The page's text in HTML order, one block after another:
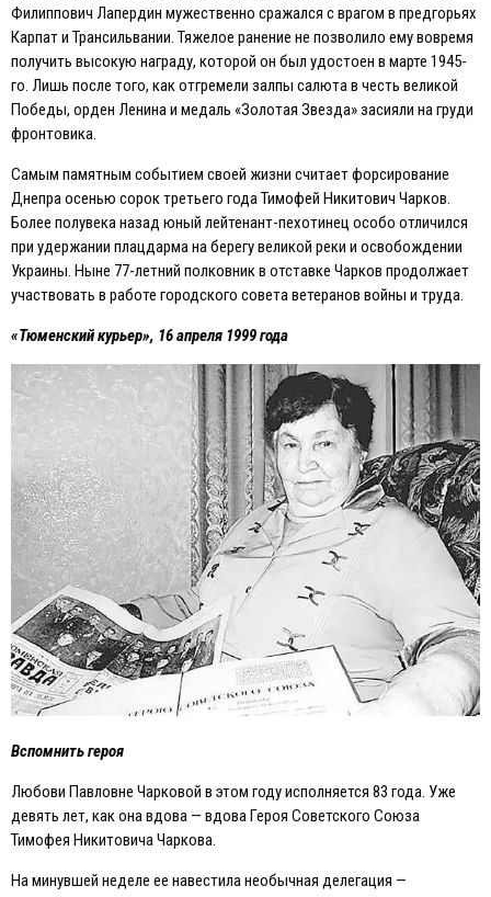
Филиппович Лапердин мужественно сражался с врагом в предгорьях
Карпат и Трансильвании. Тяжелое ранение не позволило ему вовремя
получить высокую награду, которой он был удостоен в марте 1945-
го. Лишь после того, как отгремели залпы салюта в честь великой
Победы, орден Ленина и медаль «Золотая Звезда» засияли на груди
фронтовика.
Самым памятным событием своей жизни считает форсирование
Днепра осенью сорок третьего года Тимофей Никитович Чарков.
Более полувека назад юный лейтенант-пехотинец особо отличился
при удержании плацдарма на берегу великой реки и освобождении
Украины. Ныне 77-летний полковник в отставке Чарков продолжает
участвовать в работе городского совета ветеранов войны и труда.
«Тюменский курьер», 16 апреля 1999 года
Вспомнить героя
Любови Павловне Чарковой в этом году исполняется 83 года. Уже
девять лет, как она вдова — вдова Героя Советского Союза
Тимофея Никитовича Чаркова.
На минувшей неделе ее навестила необычная делегация —